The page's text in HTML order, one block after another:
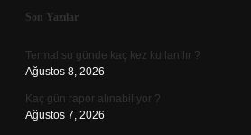
Sidebar
Son Yazılar
Termal su günde kaç kez kullanılır ?
Ağustos 8, 2026
Kaç gün rapor alınabiliyor ?
Ağustos 7, 2026